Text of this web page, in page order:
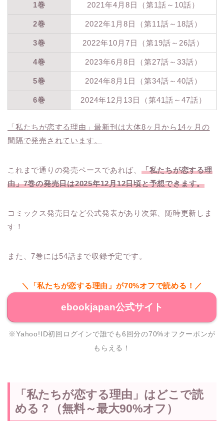
1巻 2021年4月8日（第1話～10話）
2巻 2022年1月8日（第11話～18話）
3巻 2022年10月7日（第19話～26話）
4巻 2023年6月8日（第27話～33話）
5巻 2024年8月1日（第34話～40話）
6巻 2024年12月13日（第41話～47話）
「私たちが恋する理由」最新刊は大体8ヶ月から14ヶ月の
間隔で発売されています。
これまで通りの発売ペースであれば、 「私たちが恋する理
由」7巻の発売日は2025年12月12日頃と予想できます。
コミックス発売日など公式発表があり次第、随時更新しま
す！
また、7巻には54話まで収録予定です。
＼「私たちが恋する理由」が70%オフで読める！／
ebookjapan公式サイト
※Yahoo!ID初回ログインで誰でも6回分の70%オフクーポンが
もらえる！
「私たちが恋する理由」はどこで読
める？（無料～最大90%オフ）